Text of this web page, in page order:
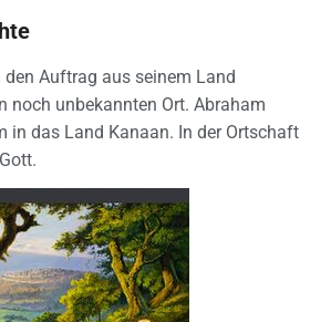
Auftrag aus seinem Land
noch unbekannten Ort. Abraham
in das Land Kanaan. In der Ortschaft